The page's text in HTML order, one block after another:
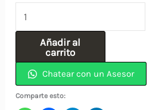
Broca
Acero
Rapido
(
2.78)
7/64"
Añadir al
carrito
Chatear con un Asesor
Comparte esto: